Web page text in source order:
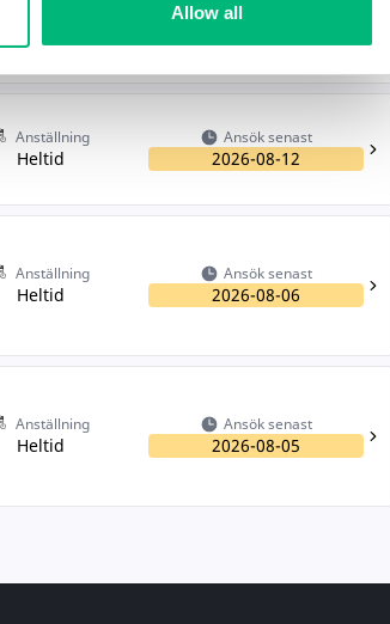
Allow all2026-08-16
Anställning
Heltid
Ansök senast
2026-08-12
Anställning
Heltid
Ansök senast
2026-08-06
Anställning
Heltid
Ansök senast
2026-08-05